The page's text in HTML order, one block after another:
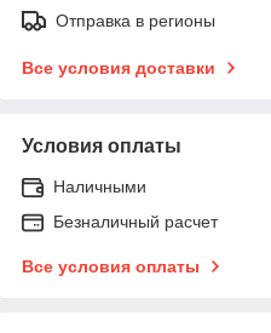
Отправка в регионы
Все условия доставки
Условия оплаты
Наличными
Безналичный расчет
Все условия оплаты